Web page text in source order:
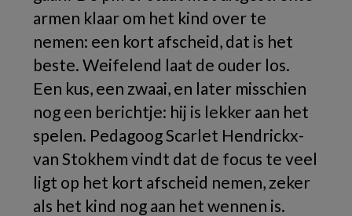
armen klaar om het kind over te
nemen: een kort afscheid, dat is het
beste. Weifelend laat de ouder los.
Een kus, een zwaai, en later misschien
nog een berichtje: hij is lekker aan het
spelen. Pedagoog Scarlet Hendrickx-
van Stokhem vindt dat de focus te veel
ligt op het kort afscheid nemen, zeker
als het kind nog aan het wennen is.